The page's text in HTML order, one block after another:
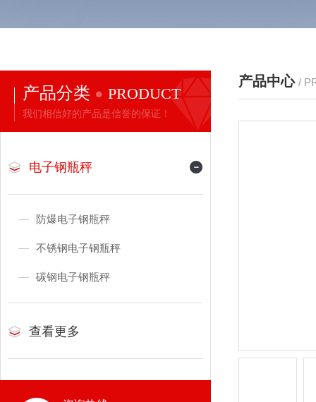
产品分类 PRODUCT
我们相信好的产品是信誉的保证！
电子钢瓶秤
防爆电子钢瓶秤
不锈钢电子钢瓶秤
碳钢电子钢瓶秤
查看更多
产品中心 /